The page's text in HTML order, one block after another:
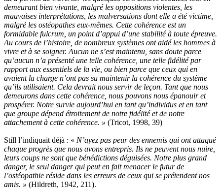
demeurant bien vivante, malgré les oppositions violentes, les
mauvaises interprétations, les malversations dont elle a été victime,
malgré les ostéopathes eux-mêmes. Cette cohérence est un
formidable fulcrum, un point d’appui d’une stabilité à toute épreuve.
Au cours de l’histoire, de nombreux systèmes ont aidé les hommes à
vivre et à se soigner. Aucun ne s’est maintenu, sans doute parce
qu’aucun n’a présenté une telle cohérence, une telle fidélité par
rapport aux essentiels de la vie, ou bien parce que ceux qui en
avaient la charge n’ont pas su maintenir la cohérence du système
qu’ils utilisaient. Cela devrait nous servir de leçon. Tant que nous
demeurons dans cette cohérence, nous pouvons nous épanouir et
prospérer. Notre survie aujourd’hui en tant qu’individus et en tant
que groupe dépend étroitement de notre fidélité et de notre
attachement à cette cohérence. » (Tricot, 1998, 39)
Still l’indiquait déjà : « N’ayez pas peur des ennemis qui ont attaqué
chaque progrès que nous avons entrepris. Ils ne peuvent nous nuire,
leurs coups ne sont que bénédictions déguisées. Notre plus grand
danger, le seul danger qui peut en fait menacer le futur de
l’ostéopathie réside dans les erreurs de ceux qui se prétendent nos
amis. » (Hildreth, 1942, 211).